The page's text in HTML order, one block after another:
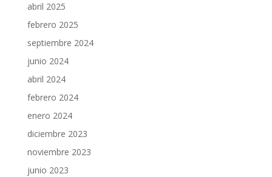
abril 2025
febrero 2025
septiembre 2024
junio 2024
abril 2024
febrero 2024
enero 2024
diciembre 2023
noviembre 2023
junio 2023